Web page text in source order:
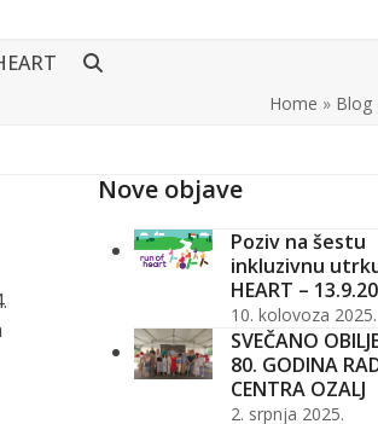
Home » Blog
Nove objave
Poziv na šestu
inkluzivnu
HEART –
10. kolovoza 2025.
SVEČANO
80. GODINA
CENTRA OZALJ
2. srpnja 2025.